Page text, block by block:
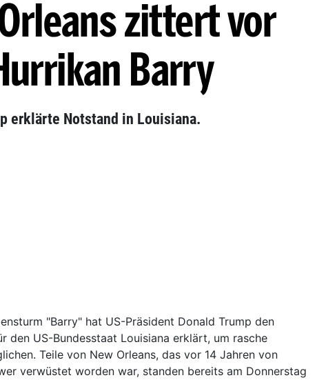
zittert vor
Barry
erklärte Notstand in Louisiana.
"Barry" hat US-Präsident Donald Trump den
den US-Bundesstaat Louisiana erklärt, um rasche
Teile von New Orleans, das vor 14 Jahren von
verwüstet worden war, standen bereits am Donnerstag